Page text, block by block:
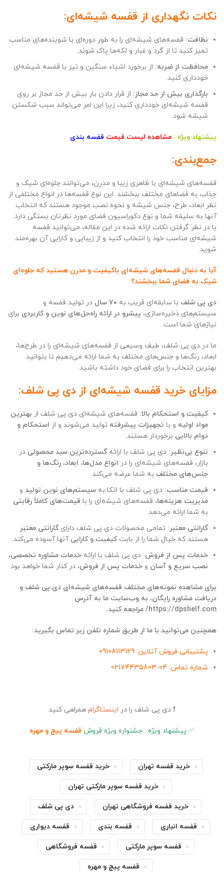
نکات نگهداری از قفسه شیشه‌ای:
نظافت: قفسه‌های شیشه‌ای را به طور دوره‌ای با شوینده‌های مناسب
تمیز کنید تا از گرد و غبار و لکه‌ها پاک شوند.
محافظت از ضربه: از برخورد اشیاء سنگین و تیز با قفسه شیشه‌ای
خودداری کنید.
بارگذاری بیش از حد مجاز: از قرار دادن بار بیش از حد مجاز بر روی
قفسه شیشه‌ای خودداری کنید، زیرا این امر می‌تواند سبب شکستن
شیشه شود.
پیشنهاد ویژه : مشاهده لیست قیمت قفسه بندی
جمع‌بندی:
قفسه‌های شیشه‌ای با ظاهری زیبا و مدرن، می‌توانند جلوه‌ای شیک و
جذاب به فضاهای مختلف ببخشند. این نوع قفسه‌ها در انواع مختلفی از
نظر ابعاد، طرح، جنس شیشه و نحوه نصب موجود هستند که انتخاب
آنها به سلیقه شما و نوع دکوراسیون فضای مورد نظرتان بستگی دارد.
با در نظر گرفتن نکات ارائه شده در این مقاله، می‌توانید قفسه
شیشه‌ای مناسب خود را انتخاب کنید و از زیبایی و کارایی آن بهره‌مند
شوید.
آیا به دنبال قفسه‌های شیشه‌ای باکیفیت و مدرن هستید که جلوه‌ای
شیک به فضای شما ببخشند؟
دی پی شلف با سابقه‌ای قریب به ۷۰ سال
در تولید قفسه و
سیستم‌های ذخیره‌سازی، پیشرو در ارائه راه‌حل‌های نوین و کاربردی برای
نیازهای شما است.
ما در دی پی شلف، طیف وسیعی از قفسه‌های شیشه‌ای را در طرح‌ها،
ابعاد، رنگ‌ها و جنس‌های مختلف به شما ارائه می‌دهیم تا بتوانید
بهترین انتخاب را برای فضای خود داشته باشید.
مزایای خرید قفسه شیشه‌ای از دی پی شلف:
کیفیت و استحکام بالا: قفسه‌های شیشه‌ای دی پی شلف از بهترین
مواد اولیه و با تجهیزات پیشرفته تولید می‌شوند و از استحکام و
دوام بالایی برخوردار هستند.
تنوع بی‌نظیر: دی پی شلف با ارائهگسترده‌ترین سبد محصولی در
بازار، قفسه‌های شیشه‌ای را در انواع مدل‌ها، ابعاد، رنگ‌ها و
جنس‌های مختلف به شما عرضه می‌کند.
قیمت مناسب: دی پی شلف با اتکا به سیستم‌های نوین تولید و
مدیریت هزینه‌ها، قفسه‌های شیشه‌ای را با قیمت‌های کاملاً رقابتی
به شما ارائه می‌دهد.
گارانتی معتبر: تمامی محصولات دی پی شلف دارایگارانتی معتبر
هستند که خیال شما را از بابتکیفیت و کارایی آنها آسوده می‌کند.
خدمات پس از فروش: دی پی شلف با ارائه خدمات مشاوره تخصصی،
نصب سریع و آسان و خدمات پس از فروش، در کنار شما خواهد بود.
برای مشاهده نمونه‌های مختلف قفسه‌های شیشه‌ای دی پی شلف و
دریافت مشاوره رایگان، به وب‌سایت ما به آدرس
https://dpshelf.com/ مراجعه کنید.
همچنین می‌توانید با ما از طریق شماره تلفن زیر تماس بگیرید:
پشتیبانی فروش آنلاین: 09108113129
شماره تماس: 04-02174435803
❗ دی پی شلف را در اینستاگرام همراهی کنید
✅ پیشنهاد ویژه : جشنواره ویژه فروش قفسه پیچ و مهره
خرید قفسه تهران خرید قفسه سوپر مارکتی
خرید قفسه سوپر مارکتی تهران
خرید قفسه فروشگاهی تهران دی پی شلف
قفسه انباری قفسه بندی قفسه دیواری
قفسه سوپر مارکتی قفسه فروشگاهی
قفسه پیچ و مهره